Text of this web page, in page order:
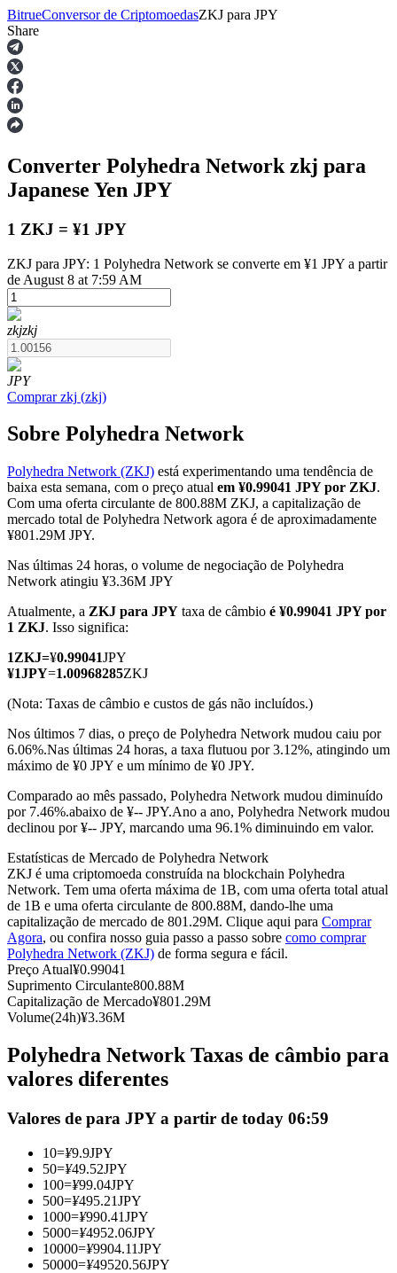
Futuros
Futuros de USDT
Futuros COIN-M
Futuros de criptomoeda
TradFi
Derivativos de ações, câmbio, metais preciosos e commodities
Futuros usando USDC como garantia
Copiar Trading
Junte-se aos principais traders
Torne-se um Trader de Cópias
Desfrute da partilha de lucros e comissões de copy trading
BitrueConversor de CriptomoedasZKJ para JPY
Share
Converter Polyhedra Network zkj para
Japanese Yen JPY
1 ZKJ = ¥1 JPY
ZKJ para JPY: 1 Polyhedra Network se converte em ¥1 JPY a partir
de August 8 at 7:59 AM
zkjzkj
JPY
Comprar zkj (zkj)
Sobre Polyhedra Network
Polyhedra Network (ZKJ) está experimentando uma tendência de
baixa esta semana, com o preço atual em ¥0.99041 JPY por ZKJ.
Com uma oferta circulante de 800.88M ZKJ, a capitalização de
mercado total de Polyhedra Network agora é de aproximadamente
¥801.29M JPY.
Nas últimas 24 horas, o volume de negociação de Polyhedra
Network atingiu ¥3.36M JPY
Atualmente, a ZKJ para JPY taxa de câmbio é ¥0.99041 JPY por
1 ZKJ. Isso significa:
1ZKJ=¥0.99041JPY
¥1JPY=1.00968285ZKJ
(Nota: Taxas de câmbio e custos de gás não incluídos.)
Nos últimos 7 dias, o preço de Polyhedra Network mudou caiu por
6.06%.Nas últimas 24 horas, a taxa flutuou por 3.12%, atingindo um
máximo de ¥0 JPY e um mínimo de ¥0 JPY.
Comparado ao mês passado, Polyhedra Network mudou diminuído
por 7.46%.abaixo de ¥-- JPY.Ano a ano, Polyhedra Network mudou
declinou por ¥-- JPY, marcando uma 96.1% diminuindo em valor.
Estatísticas de Mercado de Polyhedra Network
ZKJ é uma criptomoeda construída na blockchain Polyhedra
Network. Tem uma oferta máxima de 1B, com uma oferta total atual
de 1B e uma oferta circulante de 800.88M, dando-lhe uma
capitalização de mercado de 801.29M. Clique aqui para Comprar
Agora, ou confira nosso guia passo a passo sobre como comprar
Polyhedra Network (ZKJ) de forma segura e fácil.
Preço Atual¥0.99041
Suprimento Circulante800.88M
Capitalização de Mercado¥801.29M
Volume(24h)¥3.36M
Polyhedra Network Taxas de câmbio para
valores diferentes
Valores de para JPY a partir de today 06:59
10=¥9.9JPY
50=¥49.52JPY
100=¥99.04JPY
500=¥495.21JPY
1000=¥990.41JPY
5000=¥4952.06JPY
10000=¥9904.11JPY
50000=¥49520.56JPY